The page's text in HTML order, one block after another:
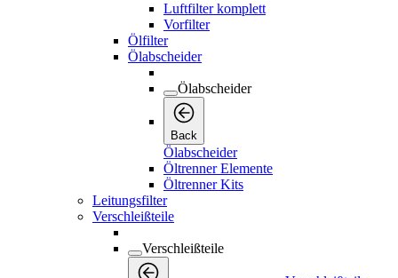
Luftfilter komplett
Vorfilter
Ölfilter
Ölabscheider
Ölabscheider
Back
Ölabscheider
Öltrenner Elemente
Öltrenner Kits
Leitungsfilter
Verschleißteile
Verschleißteile